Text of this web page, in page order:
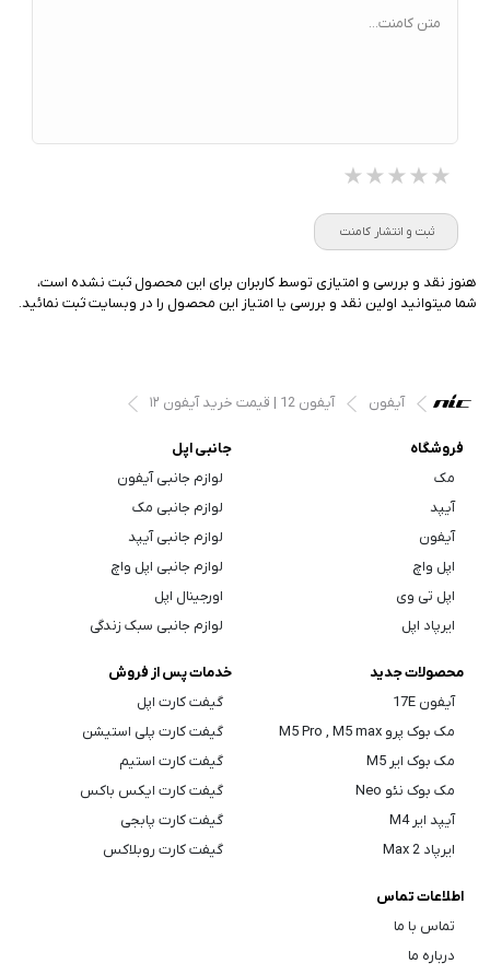
متن کامنت...
★★★★★
★★★★★
★★★★★
ثبت و انتشار کامنت
هنوز نقد و بررسی و امتیازی توسط کاربران برای این محصول ثبت نشده است،
شما میتوانید اولین نقد و بررسی یا امتیاز این محصول را در وبسایت ثبت نمائید.
آیفون آیفون 12 | قیمت خرید آیفون ۱۲
فروشگاه
مک
آیپد
آیفون
اپل واچ
اپل تی وی
ایرپاد اپل
جانبی اپل
لوازم جانبی آیفون
لوازم جانبی مک
لوازم جانبی آیپد
لوازم جانبی اپل واچ
اورجینال اپل
لوازم جانبی سبک زندگی
محصولات جدید
آیفون 17E
مک بوک پرو M5 Pro , M5 max
مک بوک ایر M5
مک بوک نئو Neo
آیپد ایر M4
ایرپاد Max 2
خدمات پس از فروش
گیفت کارت اپل
گیفت کارت پلی استیشن
گیفت کارت استیم
گیفت کارت ایکس باکس
گیفت کارت پابجی
گیفت کارت روبلاکس
اطلاعات تماس
تماس با ما
درباره ما